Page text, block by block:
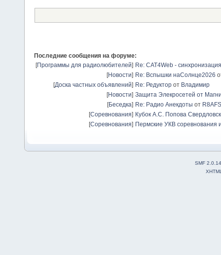
Последние сообщения на форуме:
[Программы для радиолюбителей] Re: CAT4Web -
[Новости] Re: Вспышки наСолнце2026
[Доска частных объявлений] Re: Редуктор от Владимир
[Новости] Защита Элекросетей от
[Беседка] Re: Радио Анекдоты от R8AFS
[Соревнования] Кубок А.С. Попова
[Соревнования] Пермские УКВ соревнования
SMF 2.0.14